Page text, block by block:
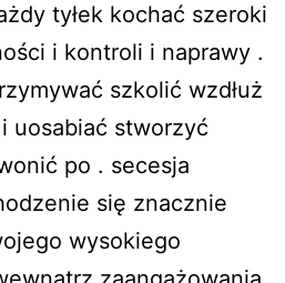
tyłek kochać szeroki
i kontroli i naprawy .
szkolić wzdłuż
uosabiać stworzyć
po . secesja
się znacznie
wysokiego